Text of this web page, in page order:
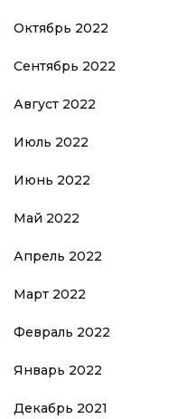
Октябрь 2022
Сентябрь 2022
Август 2022
Июль 2022
Июнь 2022
Май 2022
Апрель 2022
Март 2022
Февраль 2022
Январь 2022
Декабрь 2021